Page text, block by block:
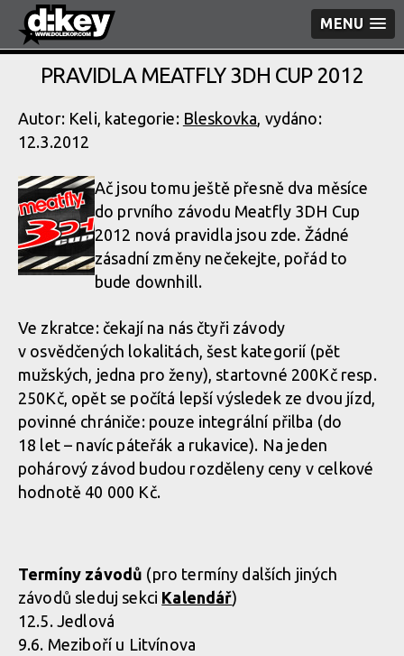
MENU
PRAVIDLA MEATFLY 3DH CUP 2012
Autor: Keli, kategorie: Bleskovka, vydáno:
12.3.2012
Ač jsou tomu ještě přesně dva měsíce
do prvního závodu Meatfly 3DH Cup
2012 nová pravidla jsou zde. Žádné
zásadní změny nečekejte, pořád to
bude downhill.
Ve zkratce: čekají na nás čtyři závody
v osvědčených lokalitách, šest kategorií (pět
mužských, jedna pro ženy), startovné 200Kč resp.
250Kč, opět se počítá lepší výsledek ze dvou jízd,
povinné chrániče: pouze integrální přilba (do
18 let – navíc páteřák a rukavice). Na jeden
pohárový závod budou rozděleny ceny v celkové
hodnotě 40 000 Kč.
Termíny závodů (pro termíny dalších jiných
závodů sleduj sekci Kalendář)
12.5. Jedlová
9.6. Meziboří u Litvínova